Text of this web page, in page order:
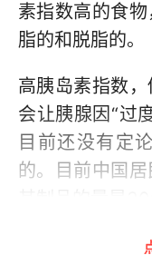
素指数高的食
脂的和脱脂的。
高胰岛素指数
会让胰腺因“过
目前还没有定
的。目前中国
但有些人一喝